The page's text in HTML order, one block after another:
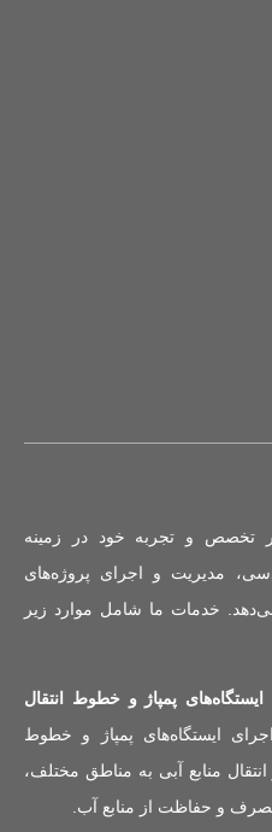
تخصص و تجربه خود در زمینه
مدیریت و اجرای پروژه‌های
خدمات ما شامل موارد زیر
پمپاژ و خطوط انتقال
ایستگاه‌های پمپاژ و خطوط
منابع آبی به مناطق مختلف،
و حفاظت از منابع آب.